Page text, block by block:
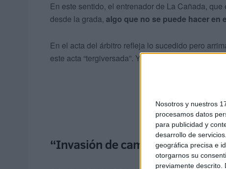
Nosotros y nuestros
procesamos datos
para publicidad y
desarrollo de servicios.
geográfica precisa e
otorgarnos su
previamente descrito.
En este sentido, el entrenador de La Cañada,
desde la grada, algo que no se puede hacer en
En el acta del árbitro refleja lo sucedido pero
este acta “tergiversada”. Y el Sporting Atlético
se
“Invasión de campo”